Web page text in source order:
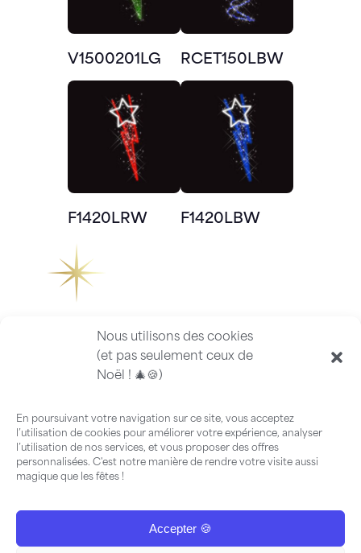
Nous utilisons des cookies
(et pas seulement ceux de
Noël ! 🎄🍪)
En poursuivant votre navigation sur ce site, vous acceptez
l’utilisation de cookies pour améliorer votre expérience, analyser
l’utilisation de nos services, et vous proposer des offres
personnalisées. C'est notre manière de rendre votre visite aussi
magique que les fêtes !
Accepter 🍪
V1500201LG RCET150LBW
F1420LRW F1420LBW
FAQ-Guide